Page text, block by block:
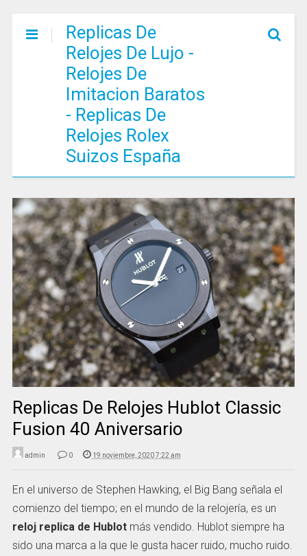
Replicas De
Relojes De Lujo -
Relojes De
Imitacion Baratos
- Replicas De
Relojes Rolex
Suizos España
Replicas De Relojes Hublot Classic
Fusion 40 Aniversario
admin 0 19 noviembre, 2020 7:22 am
En el universo de Stephen Hawking, el Big Bang señala el
comienzo del tiempo; en el mundo de la relojería, es un
reloj replica de Hublotmás vendido. Hublot siempre ha
sido una marca a la que le gusta hacer ruido, mucho ruido.